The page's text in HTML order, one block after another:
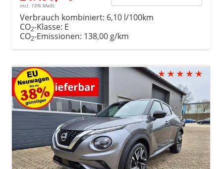
incl. 19% MwSt.
Verbrauch kombiniert: 6,10 l/100km
CO2-Klasse: E
CO2-Emissionen: 138,00 g/km